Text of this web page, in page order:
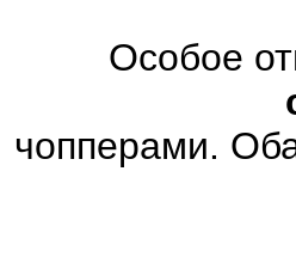
Особое
чопперами.